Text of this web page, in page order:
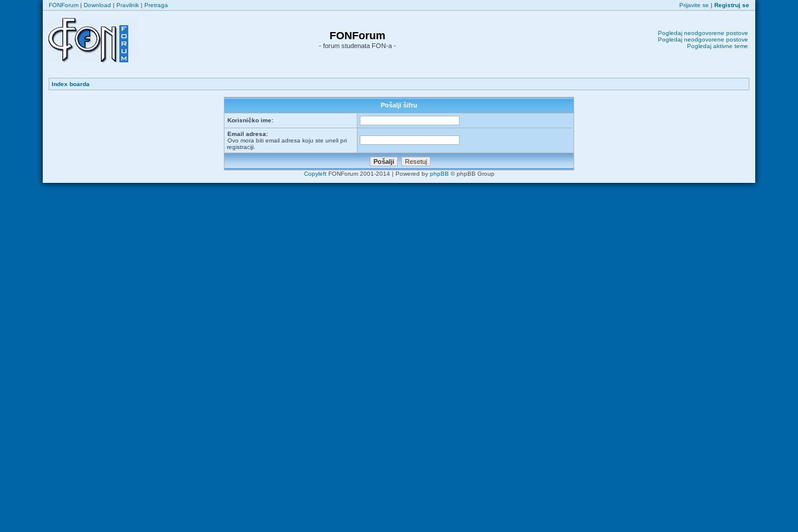
FONForum | Download | Pravilnik | Pretraga Prijavite se | Registruj se
FONForum
- forum studenata FON-a -
Pogledaj neodgovorene postove
Pogledaj neodgovorene postove
Pogledaj aktivne teme
Index boarda
Pošalji šifru
Korisničko ime:
Email adresa:
Ovo mora biti email adresa koju ste uneli pri
registraciji.
CopyleftFONForum 2001-2014 | Powered by phpBB © phpBB Group